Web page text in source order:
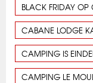
BLACK FRIDAY
CABANE LODGE
CAMPING IS
CAMPING LE